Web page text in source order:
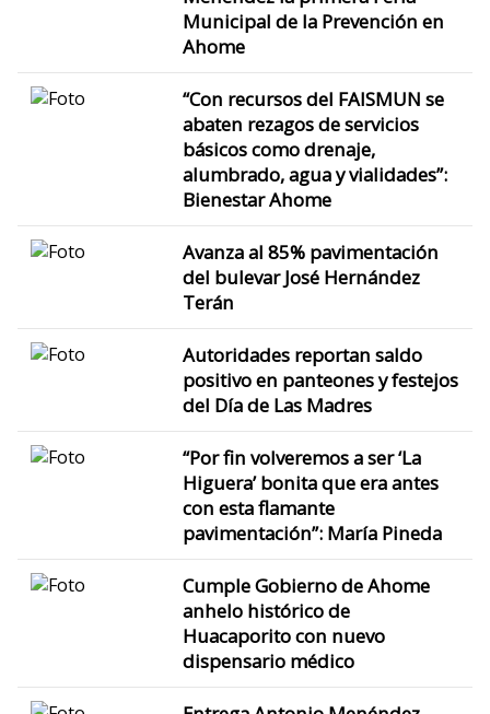
Municipal de la Prevención en
Ahome
“Con recursos del FAISMUN se
abaten rezagos de servicios
básicos como drenaje,
alumbrado, agua y vialidades”:
Bienestar Ahome
Avanza al 85% pavimentación
del bulevar José Hernández
Terán
Autoridades reportan saldo
positivo en panteones y festejos
del Día de Las Madres
“Por fin volveremos a ser ‘La
Higuera’ bonita que era antes
con esta flamante
pavimentación”: María Pineda
Cumple Gobierno de Ahome
anhelo histórico de
Huacaporito con nuevo
dispensario médico